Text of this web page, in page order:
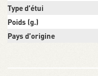
Type d’étui
Poids (g.)
Pays d’origine